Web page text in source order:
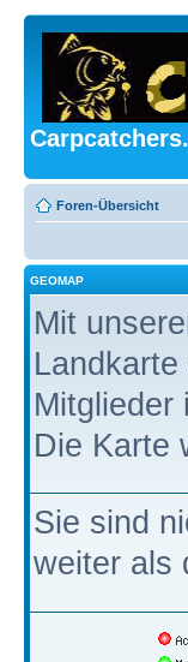
Foren-Übersicht
GEOMAP
Mit
Mitglieder
Die Karte
Sie sind
weiter als